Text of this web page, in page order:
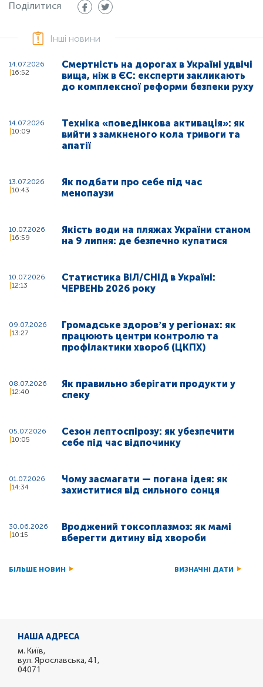
Поділитися
Інші новини
14.07.2026
16:52
Смертність на дорогах в Україні удвічі
вища, ніж в ЄС: експерти закликають
до комплексної реформи безпеки руху
14.07.2026
10:09
Техніка «поведінкова активація»: як
вийти з замкненого кола тривоги та
апатії
13.07.2026
10:43
Як подбати про себе під час
менопаузи
10.07.2026
16:59
Якість води на пляжах України станом
на 9 липня: де безпечно купатися
10.07.2026
12:13
Статистика ВІЛ/СНІД в Україні:
ЧЕРВЕНЬ 2026 року
09.07.2026
13:27
Громадське здоровʼя у регіонах: як
працюють центри контролю та
профілактики хвороб (ЦКПХ)
08.07.2026
12:40
Як правильно зберігати продукти у
спеку
05.07.2026
10:05
Сезон лептоспірозу: як убезпечити
себе під час відпочинку
01.07.2026
14:34
Чому засмагати — погана ідея: як
захиститися від сильного сонця
30.06.2026
10:15
Вроджений токсоплазмоз: як мамі
вберегти дитину від хвороби
БІЛЬШЕ НОВИН ВИЗНАЧНІ ДАТИ
НАША АДРЕСА
м. Київ,
вул. Ярославська, 41,
04071